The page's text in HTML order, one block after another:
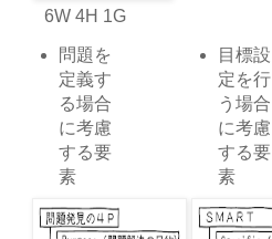
6W 4H 1G
問題を
定義す
る場合
に考慮
する要
素
目標設
定を行
う場合
に考慮
する要
素